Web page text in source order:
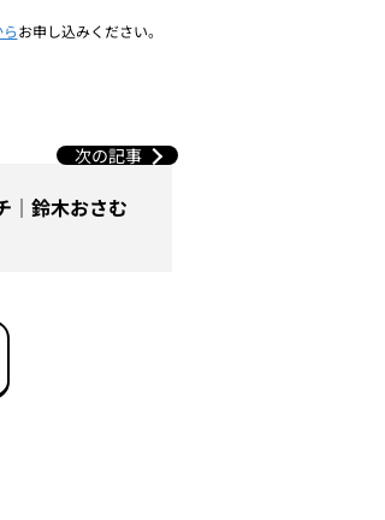
お申し込みください。
次の記事
｜鈴木おさむ